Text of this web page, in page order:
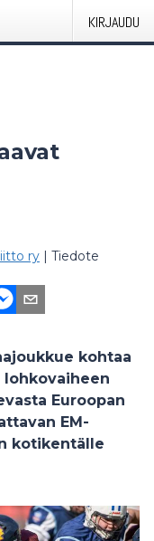
KIRJAUDU
ry | Tiedote
kohtaa
lohkovaiheen
Euroopan
EM-
kotikentälle